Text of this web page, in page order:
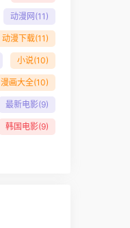
动漫网 (11)
动漫下载(11)
小说(10)
漫画大全(10)
最新电影(9)
韩国电影(9)